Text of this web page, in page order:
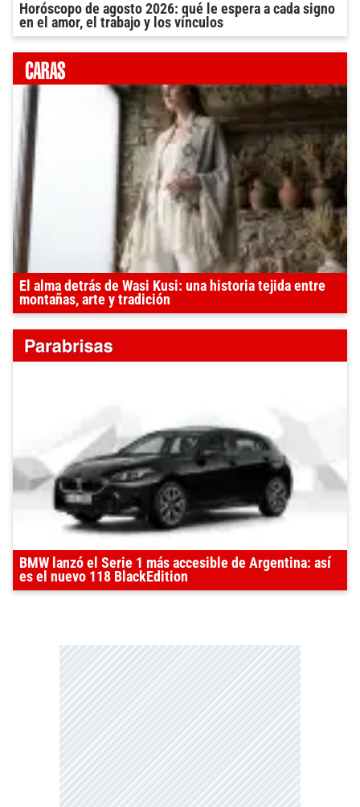
Horóscopo de agosto 2026: qué le espera a cada signo
en el amor, el trabajo y los vínculos
El alma detrás de Wasi Kusi: una historia tejida entre
montañas, arte y tradición
BMW lanzó el Serie 1 más accesible de Argentina: así
es el nuevo 118 BlackEdition